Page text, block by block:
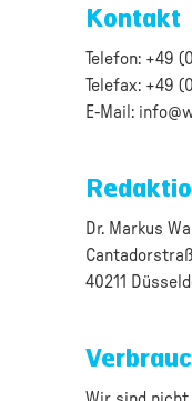
Kontakt
Telefon: +49
Telefax: +49
E-Mail:
Dr. Markus
40211